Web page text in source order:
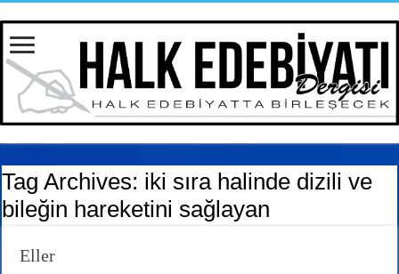
Tag Archives: iki sıra halinde dizili ve
bileğin hareketini sağlayan
Eller